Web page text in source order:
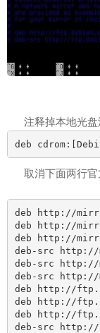
注释掉本地光盘
deb
取消下面两行官
deb http://
deb http://
deb http://
deb-src http://
deb-src http://
deb-src http://
deb http://
deb http://
deb http://
deb-src http://